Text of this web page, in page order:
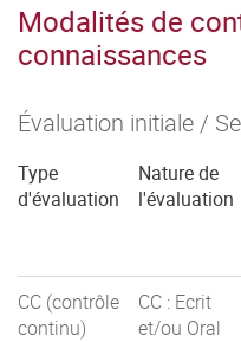
Modalités de
connaissances
Évaluation initiale /
Type
d'évaluation
Nature de
l'évaluation
CC (contrôle
continu)
CC : Ecrit
et/ou Oral